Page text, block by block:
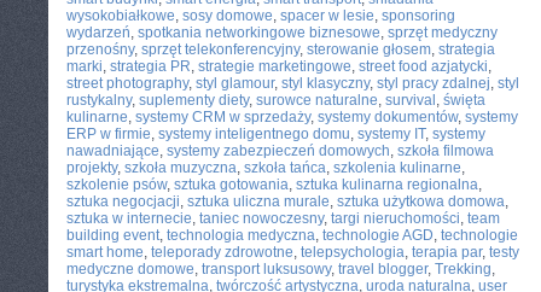
wysokobiałkowe, sosy domowe, spacer w lesie, sponsoring
wydarzeń, spotkania networkingowe biznesowe, sprzęt medyczny
przenośny, sprzęt telekonferencyjny, sterowanie głosem, strategia
marki, strategia PR, strategie marketingowe, street food azjatycki,
street photography, styl glamour, styl klasyczny, styl pracy zdalnej, styl
rustykalny, suplementy diety, surowce naturalne, survival , święta
kulinarne, systemy CRM w sprzedaży, systemy dokumentów, systemy
ERP w firmie, systemy inteligentnego domu, systemy IT, systemy
nawadniające, systemy zabezpieczeń domowych, szkoła filmowa
projekty, szkoła muzyczna, szkoła tańca, szkolenia kulinarne,
szkolenie psów, sztuka gotowania, sztuka kulinarna regionalna,
sztuka negocjacji, sztuka uliczna murale, sztuka użytkowa domowa,
sztuka w internecie, taniec nowoczesny, targi nieruchomości, team
building event, technologia medyczna, technologie AGD, technologie
smart home, teleporady zdrowotne, telepsychologia, terapia par, testy
medyczne domowe, transport luksusowy, travel blogger, Trekking,
turystyka ekstremalna, twórczość artystyczna, uroda naturalna, user